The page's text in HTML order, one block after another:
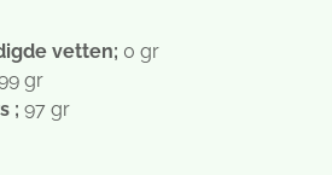
vetten; 0 gr
gr
; 97 gr